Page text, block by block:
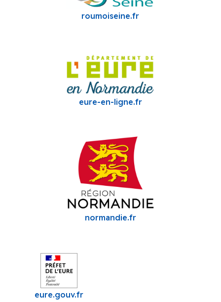
roumoiseine.fr
eure-en-ligne.fr
normandie.fr
eure.gouv.fr